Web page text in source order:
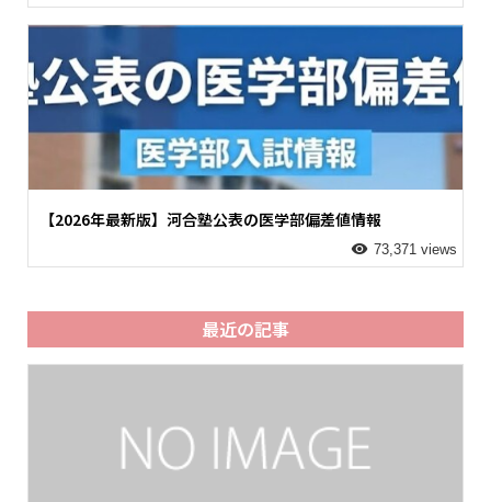
【2026年最新版】河合塾公表の医学部偏差値情報
73,371 views
最近の記事